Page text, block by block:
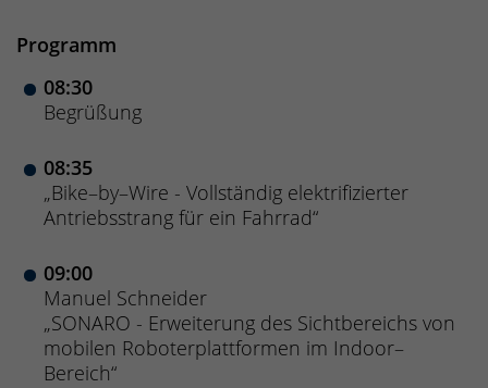
Programm
08:30
Begrüßung
08:35
„Bike–by–Wire - Vollständig elektrifizierter
Antriebsstrang für ein Fahrrad“
09:00
Manuel Schneider
„SONARO - Erweiterung des Sichtbereichs von
mobilen Roboterplattformen im Indoor–
Bereich“